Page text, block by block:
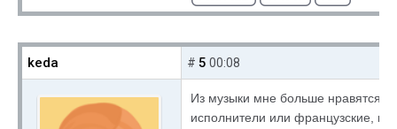
keda # 5 00:08
Из музыки мне больше нравятся
исполнители или французские, в